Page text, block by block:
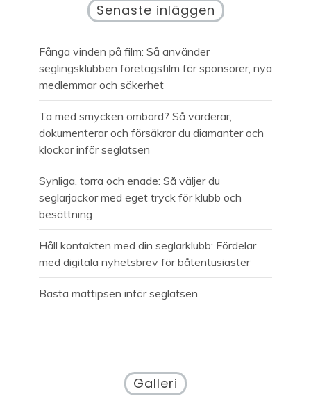
Senaste inläggen
Fånga vinden på film: Så använder
seglingsklubben företagsfilm för sponsorer, nya
medlemmar och säkerhet
Ta med smycken ombord? Så värderar,
dokumenterar och försäkrar du diamanter och
klockor inför seglatsen
Synliga, torra och enade: Så väljer du
seglarjackor med eget tryck för klubb och
besättning
Håll kontakten med din seglarklubb: Fördelar
med digitala nyhetsbrev för båtentusiaster
Bästa mattipsen inför seglatsen
Galleri